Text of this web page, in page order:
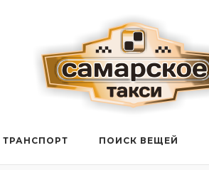
ТРАНСПОРТ ПОИСК ВЕЩЕЙ